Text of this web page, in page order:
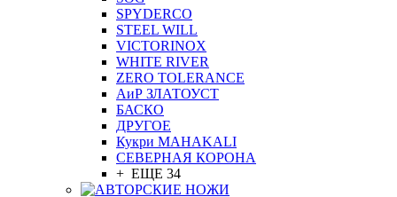
SPYDERCO
STEEL WILL
VICTORINOX
WHITE RIVER
ZERO TOLERANCE
АиР ЗЛАТОУСТ
БАСКО
ДРУГОЕ
Кукри MAHAKALI
СЕВЕРНАЯ КОРОНА
+ ЕЩЕ 34